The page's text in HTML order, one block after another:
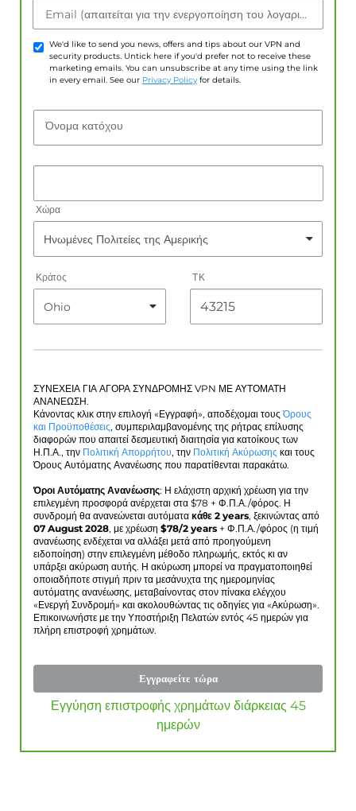
Email (απαιτείται για την ενεργοποίηση του λογαριασμού)
We'd like to send you news, offers and tips about our VPN and
security products. Untick here if you'd prefer not to receive these
marketing emails. You can unsubscribe at any time using the link
in every email. See our Privacy Policy for details.
Όνομα κατόχου
Χώρα
Κράτος ΤΚ
ΣΥΝΕΧΕΙΑ ΓΙΑ ΑΓΟΡΑ ΣΥΝΔΡΟΜΗΣ VPN ΜΕ ΑΥΤΟΜΑΤΗ
ΑΝΑΝΕΩΣΗ.
Κάνοντας κλικ στην επιλογή «Εγγραφή», αποδέχομαι τουςΌρους
και Προϋποθέσεις, συμπεριλαμβανομένης της ρήτρας επίλυσης
διαφορών που απαιτεί δεσμευτική διαιτησία για κατοίκους των
Η.Π.Α., την Πολιτική Απορρήτου, την Πολιτική Ακύρωσης και τους
Όρους Αυτόματης Ανανέωσης που παρατίθενται παρακάτω.
Όροι Αυτόματης Ανανέωσης: Η ελάχιστη αρχική χρέωση για την
επιλεγμένη προσφορά ανέρχεται στα $78 + Φ.Π.Α./φόρος. Η
συνδρομή θα ανανεώνεται αυτόματα κάθε 2 years, ξεκινώντας από
07 August 2028, με χρέωση $78/2 years + Φ.Π.Α./φόρος (η τιμή
ανανέωσης ενδέχεται να αλλάξει μετά από προηγούμενη
ειδοποίηση) στην επιλεγμένη μέθοδο πληρωμής, εκτός κι αν
υπάρξει ακύρωση αυτής. Η ακύρωση μπορεί να πραγματοποιηθεί
οποιαδήποτε στιγμή πριν τα μεσάνυχτα της ημερομηνίας
αυτόματης ανανέωσης, μεταβαίνοντας στον πίνακα ελέγχου
«Ενεργή Συνδρομή» και ακολουθώντας τις οδηγίες για «Ακύρωση».
Επικοινωνήστε με την Υποστήριξη Πελατών εντός 45 ημερών για
πλήρη επιστροφή χρημάτων.
Εγγραφείτε τώρα
Εγγύηση επιστροφής χρημάτων διάρκειας 45
ημερών